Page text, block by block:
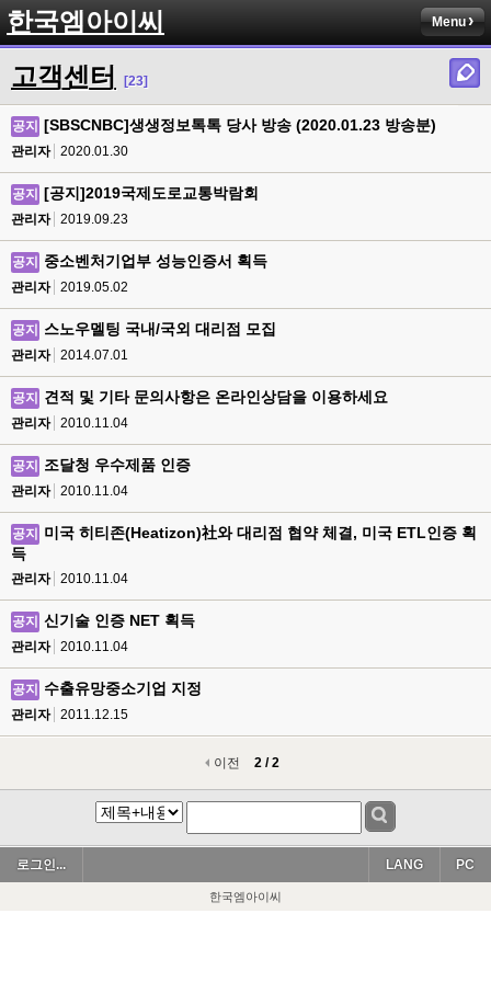
한국엠아이씨 Menu
고객센터 [23]
공지 [SBSCNBC]생생정보톡톡 당사 방송 (2020.01.23 방송분)
관리자 2020.01.30
공지 [공지]2019국제도로교통박람회
관리자 2019.09.23
공지 중소벤처기업부 성능인증서 획득
관리자 2019.05.02
공지 스노우멜팅 국내/국외 대리점 모집
관리자 2014.07.01
공지 견적 및 기타 문의사항은 온라인상담을 이용하세요
관리자 2010.11.04
공지 조달청 우수제품 인증
관리자 2010.11.04
공지
미국 히티존(Heatizon)社와 대리점 협약 체결, 미국 ETL인증 획
득
관리자 2010.11.04
공지 신기술 인증 NET 획득
관리자 2010.11.04
공지 수출유망중소기업 지정
관리자 2011.12.15
이전 2 / 2
로그인... PC
LANG
한국엠아이씨